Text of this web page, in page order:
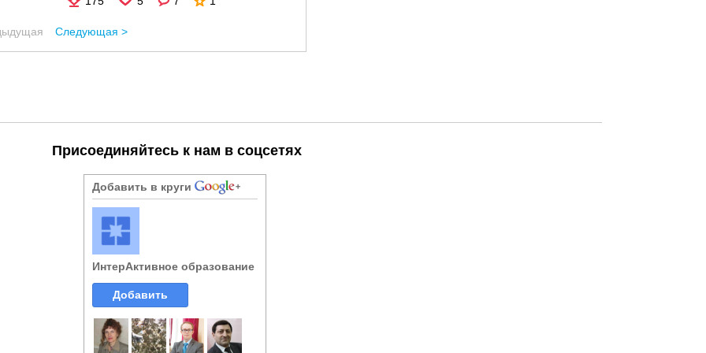
Следующая >
Присоединяйтесь к нам в соцсетях
Добавить в круги
ИнтерАктивное образование
Добавить